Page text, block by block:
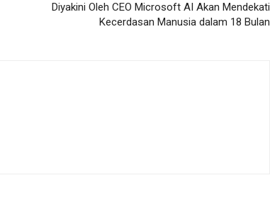
Diyakini Oleh CEO Microsoft AI Akan Mendekati
Kecerdasan Manusia dalam 18 Bulan